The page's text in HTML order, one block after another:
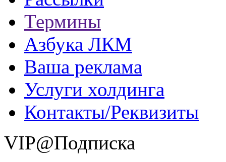
Термины
Азбука ЛКМ
Ваша реклама
Услуги холдинга
Контакты/Реквизиты
VIP@Подписка